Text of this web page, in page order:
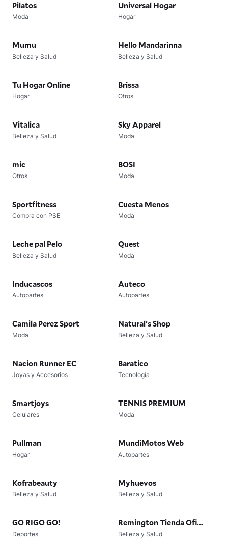
Pilatos
Moda
Universal Hogar
Hogar
Mumu
Belleza y Salud
Hello Mandarinna
Belleza y Salud
Tu Hogar Online
Hogar
Brissa
Otros
Vitalica
Belleza y Salud
Sky Apparel
Moda
mic
Otros
BOSI
Moda
Sportfitness
Compra con PSE
Cuesta Menos
Moda
Leche pal Pelo
Belleza y Salud
Quest
Moda
Inducascos
Autopartes
Auteco
Autopartes
Camila Perez Sport
Moda
Natural's Shop
Belleza y Salud
Nacion Runner EC
Joyas y Accesorios
Baratico
Tecnología
Smartjoys
Celulares
TENNIS PREMIUM
Moda
Pullman
Hogar
MundiMotos Web
Autopartes
Kofrabeauty
Belleza y Salud
Myhuevos
Belleza y Salud
GO RIGO GO!
Deportes
Remington Tienda Ofi...
Belleza y Salud